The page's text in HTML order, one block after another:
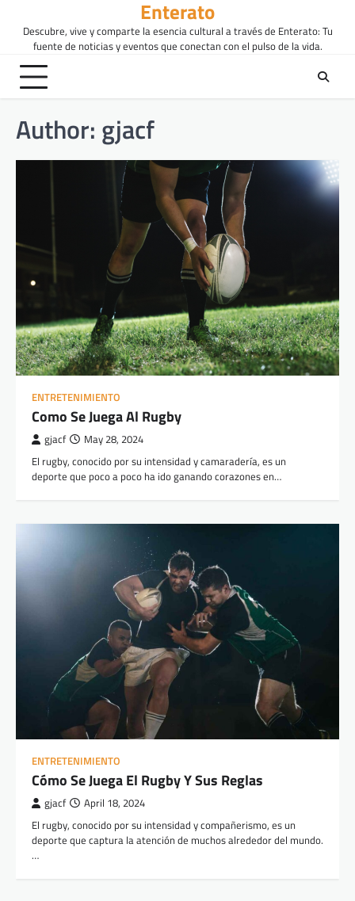
content
Enterato
Descubre, vive y comparte la esencia cultural a través de Enterato: Tu
fuente de noticias y eventos que conectan con el pulso de la vida.
Author: gjacf
ENTRETENIMIENTO
Como Se Juega Al Rugby
gjacf May 28, 2024
El rugby, conocido por su intensidad y camaradería, es un
deporte que poco a poco ha ido ganando corazones en…
ENTRETENIMIENTO
Cómo Se Juega El Rugby Y Sus Reglas
gjacf April 18, 2024
El rugby, conocido por su intensidad y compañerismo, es un
deporte que captura la atención de muchos alrededor del mundo.
…